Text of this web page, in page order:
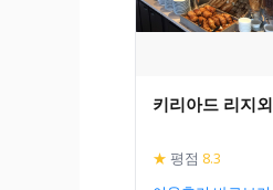
키리아드 리지외
★ 평점 8.3